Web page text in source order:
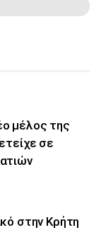
μέλος της
σε
στην Κρήτη